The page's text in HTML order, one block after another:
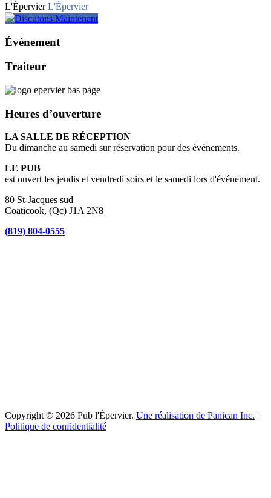
L'Épervier L'Épervier
Discutons Maintenant
Événement
Traiteur
Heures d’ouverture
LA SALLE DE RÉCEPTION
Du dimanche au samedi sur réservation pour des événements.
LE PUB
est ouvert les jeudis et vendredi soirs et le samedi lors d'événement.
80 St-Jacques sud
Coaticook, (Qc) J1A 2N8
(819) 804-0555
Copyright © 2026 Pub l'Épervier. Une réalisation de Panican Inc. |
Politique de confidentialité